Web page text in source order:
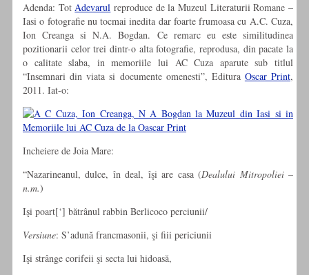
Adenda: TotAdevarul reproduce de la Muzeul Literaturii Romane –
Iasi o fotografie nu tocmai inedita dar foarte frumoasa cu A.C. Cuza,
Ion Creanga si N.A. Bogdan. Ce remarc eu este similitudinea
pozitionarii celor trei dintr-o alta fotografie, reprodusa, din pacate la
o calitate slaba, in memoriile lui AC Cuza aparute sub titlul
“Insemnari din viata si documente omenesti”, Editura Oscar Print,
2011. Iat-o:
Incheiere de Joia Mare:
“Nazarineanul, dulce, în deal, îşi are casa (Dealului Mitropoliei –
n.m.)
Işi poart[‘] bătrânul rabbin Berlicoco perciunii/
Versiune: S’adună francmasonii, şi fiii periciunii
Işi strânge corifeii şi secta lui hidoasă,